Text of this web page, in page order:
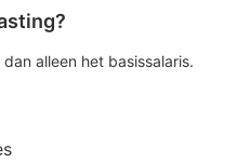
alleen het basissalaris.